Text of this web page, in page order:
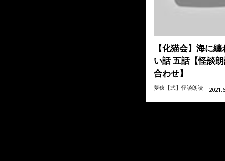
【化猫会】海に
い話 五話【怪談
合わせ】
夢猿【弐】怪談朗読 ｜